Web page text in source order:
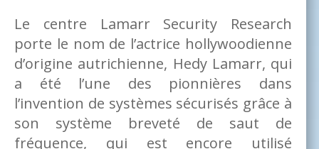
Le centre Lamarr Security Research
porte le nom de l’actrice hollywoodienne
d’origine autrichienne, Hedy Lamarr, qui
a été l’une des pionnières dans
l’invention de systèmes sécurisés grâce à
son système breveté de saut de
fréquence, qui est encore utilisé